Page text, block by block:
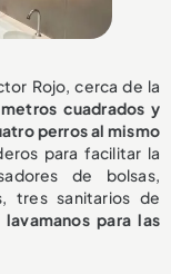
Rojo, cerca de la
cuadrados y
perros al mismo
para facilitar la
de bolsas,
tres sanitarios de
para las